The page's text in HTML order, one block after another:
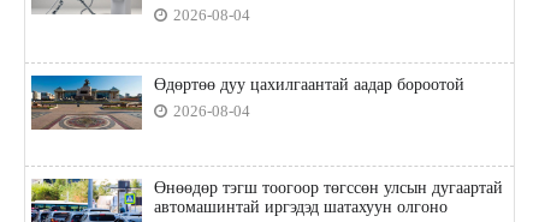
2026-08-04
Өдөртөө дуу цахилгаантай аадар бороотой
2026-08-04
Өнөөдөр тэгш тоогоор төгссөн улсын дугаартай
автомашинтай иргэдэд шатахуун олгоно